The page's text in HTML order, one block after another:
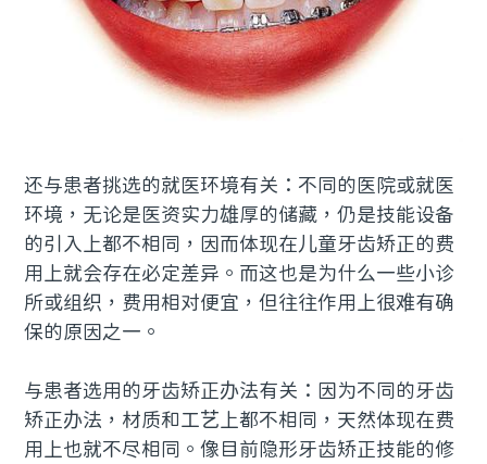
还与患者挑选的就医环境有关：不同的医院或就医
环境，无论是医资实力雄厚的储藏，仍是技能设备
的引入上都不相同，因而体现在儿童牙齿矫正的费
用上就会存在必定差异。而这也是为什么一些小诊
所或组织，费用相对便宜，但往往作用上很难有确
保的原因之一。
与患者选用的牙齿矫正办法有关：因为不同的牙齿
矫正办法，材质和工艺上都不相同，天然体现在费
用上也就不尽相同。像目前隐形牙齿矫正技能的修